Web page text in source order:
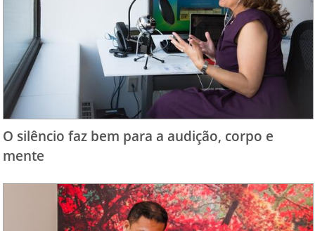
O silêncio faz bem para a audição, corpo e
mente